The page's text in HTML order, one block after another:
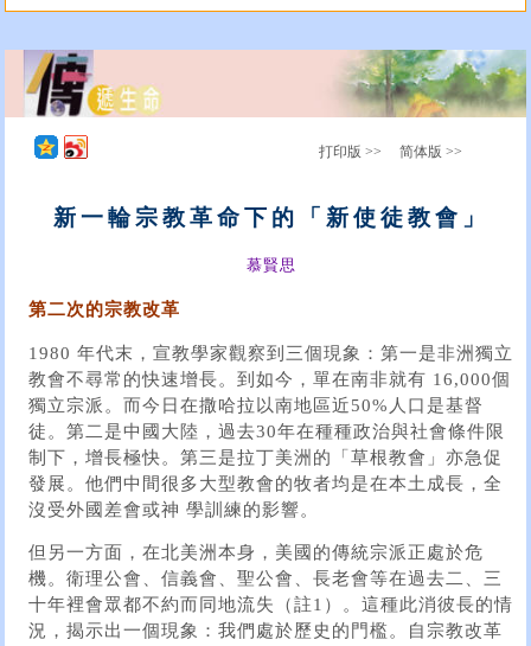
打印版 >> 简体版 >>
新一輪宗教革命下的「新使徒教會」
慕賢思
第二次的宗教改革
1980 年代末，宣教學家觀察到三個現象：第一是非洲獨立
教會不尋常的快速增長。到如今，單在南非就有 16,000個
獨立宗派。而今日在撒哈拉以南地區近50%人口是基督
徒。第二是中國大陸，過去30年在種種政治與社會條件限
制下，增長極快。第三是拉丁美洲的「草根教會」亦急促
發展。他們中間很多大型教會的牧者均是在本土成長，全
沒受外國差會或神 學訓練的影響。
但另一方面，在北美洲本身，美國的傳統宗派正處於危
機。衛理公會、信義會、聖公會、長老會等在過去二、三
十年裡會眾都不約而同地流失（註1）。這種此消彼長的情
況，揭示出一個現象：我們處於歷史的門檻。自宗教改革